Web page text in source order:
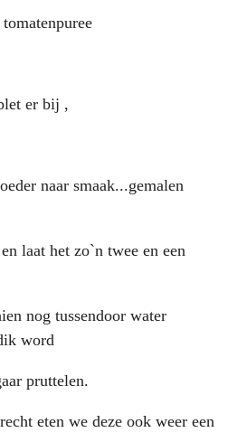
er bij ,
naar smaak...gemalen
laat het zo`n twee en een
nog tussendoor water
word
pruttelen.
eten we deze ook weer een